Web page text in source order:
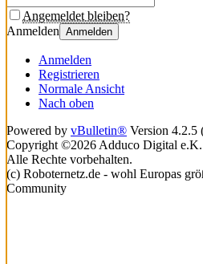
Angemeldet bleiben?
Anmelden Anmelden
Anmelden
Registrieren
Normale Ansicht
Nach oben
Powered by vBulletin® Version 4.2.5
Copyright ©2026 Adduco Digital
Alle Rechte vorbehalten.
(c) Roboternetz.de - wohl Europas
Community